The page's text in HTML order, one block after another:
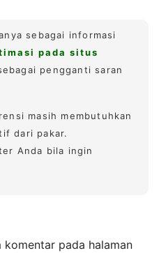
sebagai informasi
pada situs
pengganti saran
masih membutuhkan
dari pakar.
Anda bila ingin
pada halaman